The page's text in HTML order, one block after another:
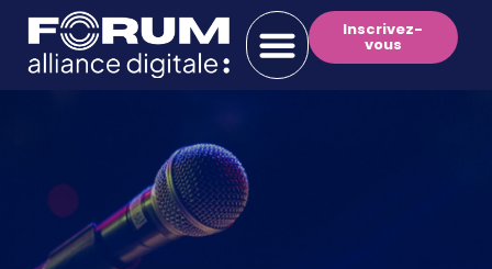
Inscrivez-
vous